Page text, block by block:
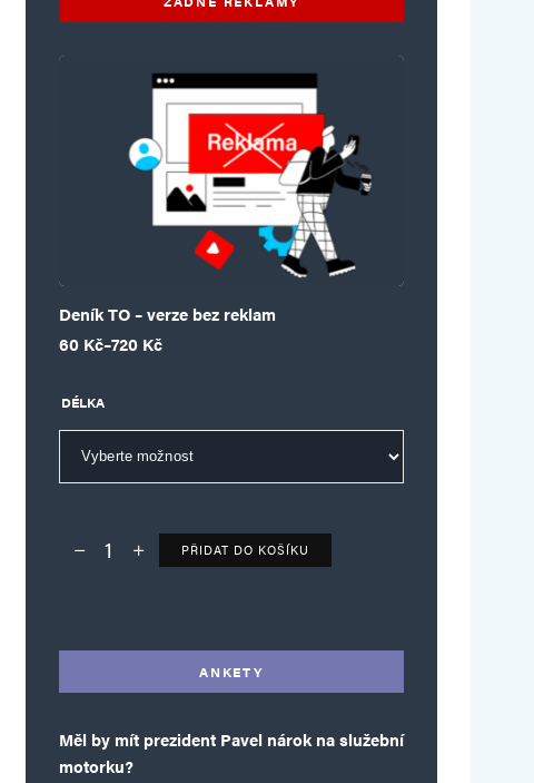
Deník TO – verze bez reklam
60 Kč–720 Kč
Rozpětí cen: 60 Kč až 720 Kč
DÉLKA
Deník TO – verze bez reklam množství
PŘIDAT DO KOŠÍKU
ANKETY
Měl by mít prezident Pavel nárok na služební
motorku?